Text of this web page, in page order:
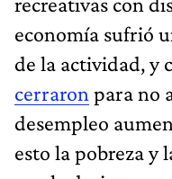
economía sufrió
de la actividad, y
cerraron para no
desempleo
esto la pobreza y